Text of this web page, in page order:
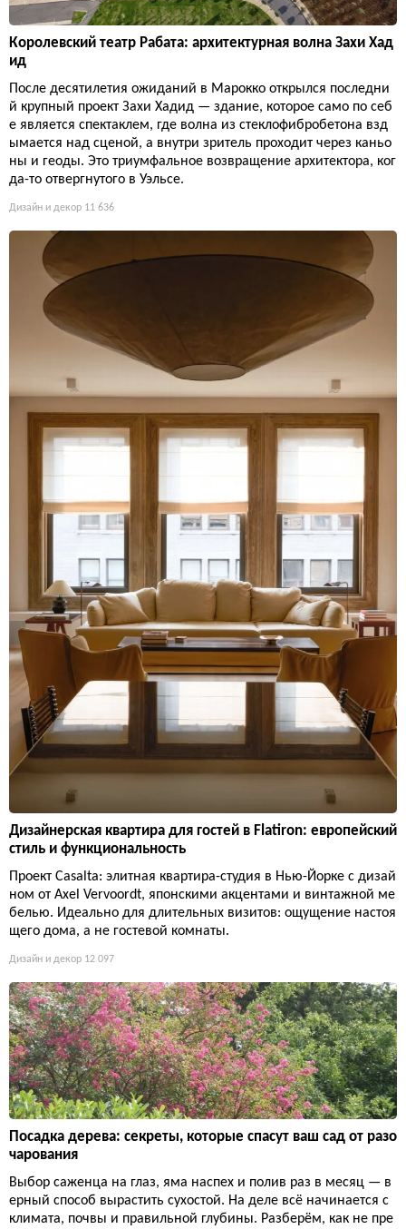
Королевский театр Рабата: архитектурная волна Захи Хад
ид
После десятилетия ожиданий в Марокко открылся последни
й крупный проект Захи Хадид — здание, которое само по себ
е является спектаклем, где волна из стеклофибробетона взд
ымается над сценой, а внутри зритель проходит через каньо
ны и геоды. Это триумфальное возвращение архитектора, ког
да-то отвергнутого в Уэльсе.
Дизайн и декор 11 636
Дизайнерская квартира для гостей в Flatiron: европейский
стиль и функциональность
Проект Casalta: элитная квартира-студия в Нью-Йорке с дизай
ном от Axel Vervoordt, японскими акцентами и винтажной ме
белью. Идеально для длительных визитов: ощущение настоя
щего дома, а не гостевой комнаты.
Дизайн и декор 12 097
Посадка дерева: секреты, которые спасут ваш сад от разо
чарования
Выбор саженца на глаз, яма наспех и полив раз в месяц — в
ерный способ вырастить сухостой. На деле всё начинается с
климата, почвы и правильной глубины. Разберём, как не пре